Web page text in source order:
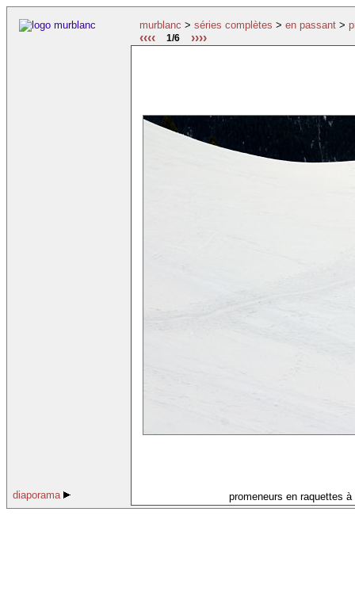
murblanc > séries complètes > en passant >
‹‹‹‹ 1/6 ››››
promeneurs en raquettes
diaporama